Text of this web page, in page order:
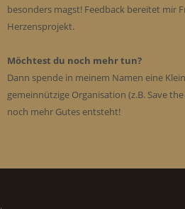
besonders magst! Feedback bereitet mir
Herzensprojekt.
Möchtest du noch mehr tun?
Dann spende in meinem Namen eine
gemeinnützige Organisation (z.B. Save
noch mehr Gutes entsteht!